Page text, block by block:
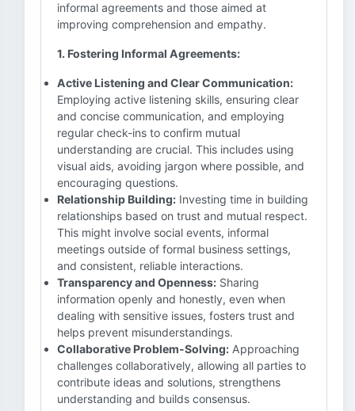
informal agreements and those aimed at
improving comprehension and empathy.
1. Fostering Informal Agreements:
Active Listening and Clear Communication:
Employing active listening skills, ensuring clear
and concise communication, and employing
regular check-ins to confirm mutual
understanding are crucial. This includes using
visual aids, avoiding jargon where possible, and
encouraging questions.
Relationship Building: Investing time in building
relationships based on trust and mutual respect.
This might involve social events, informal
meetings outside of formal business settings,
and consistent, reliable interactions.
Transparency and Openness: Sharing
information openly and honestly, even when
dealing with sensitive issues, fosters trust and
helps prevent misunderstandings.
Collaborative Problem-Solving: Approaching
challenges collaboratively, allowing all parties to
contribute ideas and solutions, strengthens
understanding and builds consensus.